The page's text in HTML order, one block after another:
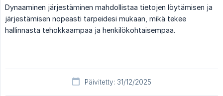
Dynaaminen järjestäminen mahdollistaa tietojen löytämisen ja
järjestämisen nopeasti tarpeidesi mukaan, mikä tekee
hallinnasta tehokkaampaa ja henkilökohtaisempaa.
Päivitetty: 31/12/2025